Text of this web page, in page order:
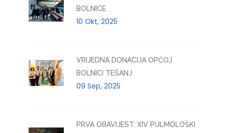
BOLNICE
10 Okt, 2025
VRIJEDNA DONACIJA OPĆOJ
BOLNICI TEŠANJ
09 Sep, 2025
PRVA OBAVIJEST: XIV PULMOLOŠKI